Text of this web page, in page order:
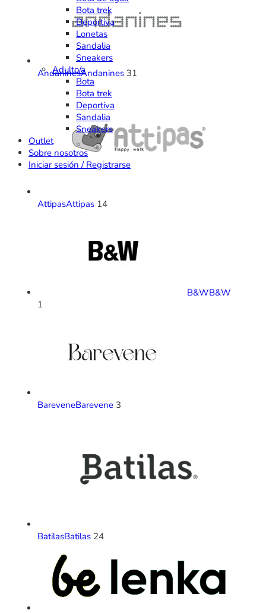
AndaninesAndanines 31
AttipasAttipas 14
B&WB&W
1
BareveneBarevene 3
BatilasBatilas 24
Bota trek
Deportiva
Lonetas
Sandalia
Sneakers
Adulto/a
Bota
Bota trek
Deportiva
Sandalia
Sneakers
Outlet
Sobre nosotros
Iniciar sesión / Registrarse